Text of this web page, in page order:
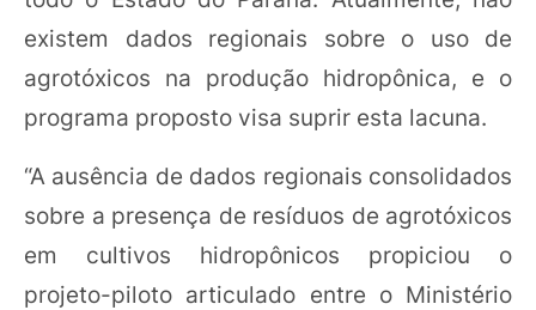
existem dados regionais sobre o uso de
agrotóxicos na produção hidropônica, e o
programa proposto visa suprir esta lacuna.
“A ausência de dados regionais consolidados
sobre a presença de resíduos de agrotóxicos
em cultivos hidropônicos propiciou o
projeto-piloto articulado entre o Ministério